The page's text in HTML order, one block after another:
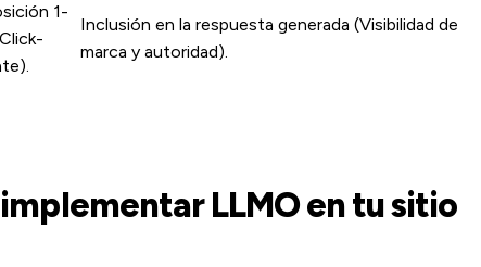
1-
Inclusión en la respuesta generada (Visibilidad de
marca y autoridad).
LLMO en tu sitio